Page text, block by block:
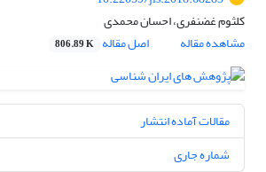
کلثوم غضنفری، احسان محمدی
مشاهده مقاله
اصل مقاله 806.89 K
مقالات آماده انتشار
شماره جاری